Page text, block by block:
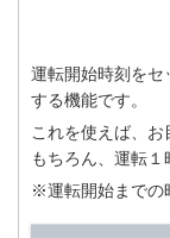
運転開始時刻をセ
する機能です。
これを使えば、お
もちろん、運転１
※運転開始までの